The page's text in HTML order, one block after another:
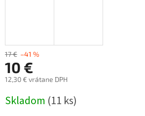
17 € –41 %
10 €
12,30 € vrátane DPH
cena:
Skladom (11 ks)